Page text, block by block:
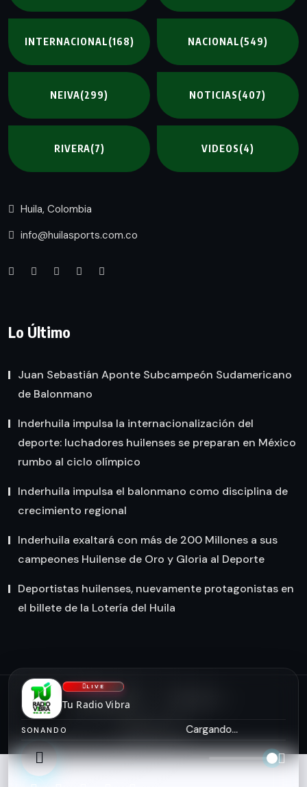
INTERNACIONAL(168) NACIONAL(549)
NEIVA(299) NOTICIAS(407)
RIVERA(7) VIDEOS(4)
Huila, Colombia
info@huilasports.com.co
Lo Último
Juan Sebastián Aponte Subcampeón Sudamericano
de Balonmano
Inderhuila impulsa la internacionalización del
deporte: luchadores huilenses se preparan en México
rumbo al ciclo olímpico
Inderhuila impulsa el balonmano como disciplina de
crecimiento regional
Inderhuila exaltará con más de 200 Millones a sus
campeones Huilense de Oro y Gloria al Deporte
Deportistas huilenses, nuevamente protagonistas en
el billete de la Lotería del Huila
NOSOTROS
asiserver.com
LIVE
Tu Radio Vibra
SONANDO Cargando...